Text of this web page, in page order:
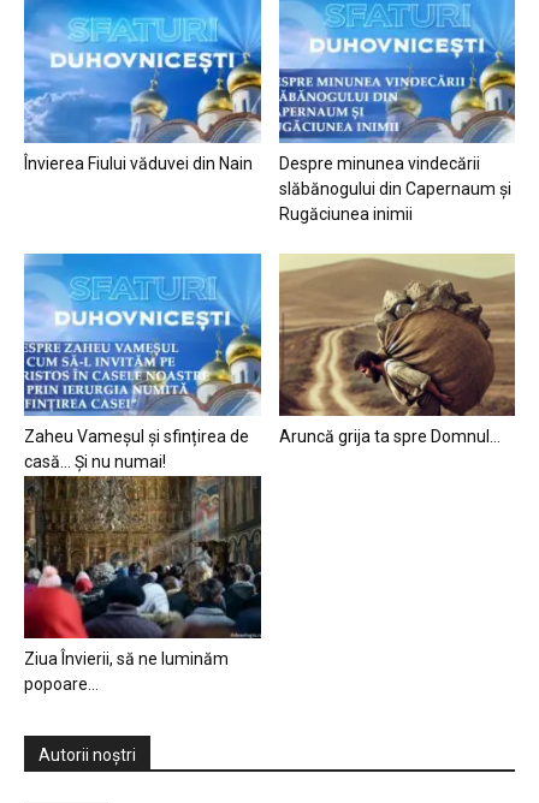
Învierea Fiului văduvei din Nain
Despre minunea vindecării
slăbănogului din Capernaum și
Rugăciunea inimii
Zaheu Vameșul și sfințirea de
casă… Și nu numai!
Aruncă grija ta spre Domnul…
Ziua Învierii, să ne luminăm
popoare…
Autorii noștri